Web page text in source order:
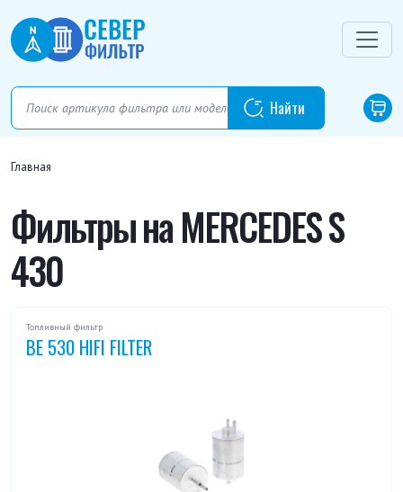
Главная
Фильтры на MERCEDES S
430
Топливный фильтр
BE 530 HIFI FILTER